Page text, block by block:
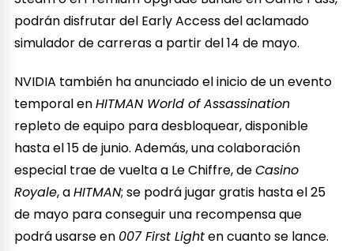
podrán disfrutar del Early Access del aclamado
simulador de carreras a partir del 14 de mayo.
NVIDIA también ha anunciado el inicio de un evento
temporal enHITMAN World of Assassination
repleto de equipo para desbloquear, disponible
hasta el 15 de junio. Además, una colaboración
especial trae de vuelta a Le Chiffre, deCasino
Royale, aHITMAN; se podrá jugar gratis hasta el 25
de mayo para conseguir una recompensa que
podrá usarse en 007 First Lighten cuanto se lance.